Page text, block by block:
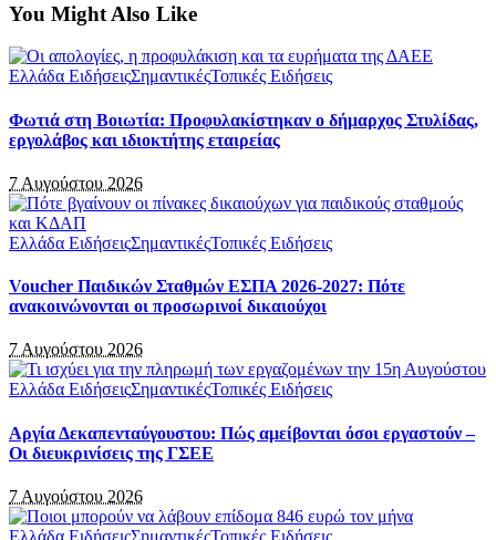
You Might Also Like
Ελλάδα ΕιδήσειςΣημαντικέςΤοπικές Ειδήσεις
Φωτιά στη Βοιωτία: Προφυλακίστηκαν ο δήμαρχος Στυλίδας,
εργολάβος και ιδιοκτήτης εταιρείας
7 Αυγούστου 2026
Ελλάδα ΕιδήσειςΣημαντικέςΤοπικές Ειδήσεις
Voucher Παιδικών Σταθμών ΕΣΠΑ 2026-2027: Πότε
ανακοινώνονται οι προσωρινοί δικαιούχοι
7 Αυγούστου 2026
Ελλάδα ΕιδήσειςΣημαντικέςΤοπικές Ειδήσεις
Αργία Δεκαπενταύγουστου: Πώς αμείβονται όσοι εργαστούν –
Οι διευκρινίσεις της ΓΣΕΕ
7 Αυγούστου 2026
Ελλάδα ΕιδήσειςΣημαντικέςΤοπικές Ειδήσεις